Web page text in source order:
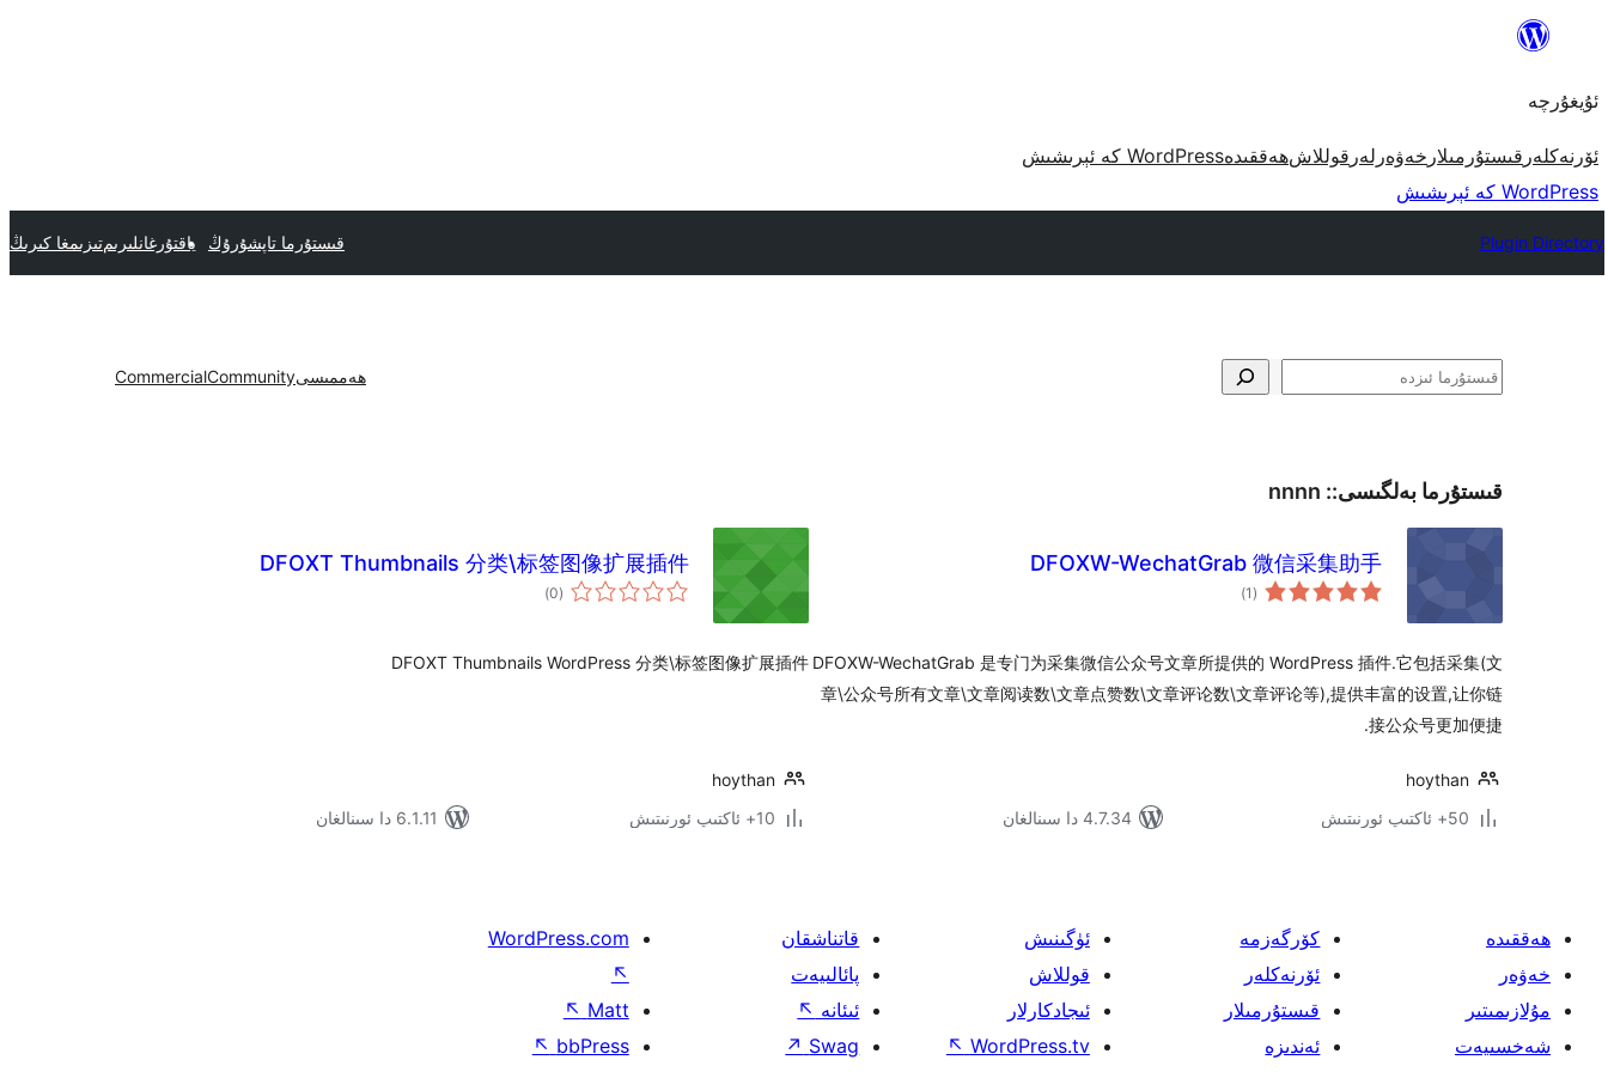
مەزمۇنغا
ئۇيغۇرچە
ئۆرنەكلەر قىستۇرمىلار خەۋەرلەر قوللاشھەققىدەWordPress كە ئېرىشىش
WordPress كە ئېرىشىش
Plugin Directory قىستۇرما تاپشۇرۇڭ ياقتۇرغانلىرىمتىزىمغا كىرىڭ
ئىزدە ھەممىسىCommunity
Commercial
قىستۇرما بەلگىسى:: nnnn
DFOXW-WechatGrab 微信采集助手
(1 ئومۇمىي
دەرىجە)
DFOXW-WechatGrab 是专门为采集微信公众号文章所提供的 WordPress 插件.它包括采集(文
章\公众号所有文章\文章阅读数\文章点赞数\文章评论数\文章评论等),提供丰富的设置,让你链
接公众号更加便捷.
hoythan
50+ ئاكتىپ ئورنىتىش
4.7.34 دا سىنالغان
DFOXT Thumbnails 分类\标签图像扩展插件
(0 ئومۇمىي
دەرىجە
)
DFOXT Thumbnails WordPress 分类\标签图像扩展插件
hoythan
10+ ئاكتىپ ئورنىتىش
6.1.11 دا سىنالغان
ھەققىدە
خەۋەر
مۇلازىمىتىر
شەخسىيەت
كۆرگەزمە
ئۆرنەكلەر
قىستۇرمىلار
ئەندىزە
ئۈگىنىش
قوللاش
ئىجادكارلار
WordPress.tv
↖
قاتناشقان
پائالىيەت
ئىئانە ↖
Swag
↗
WordPress.com
↖
Matt
↖
bbPress
↖